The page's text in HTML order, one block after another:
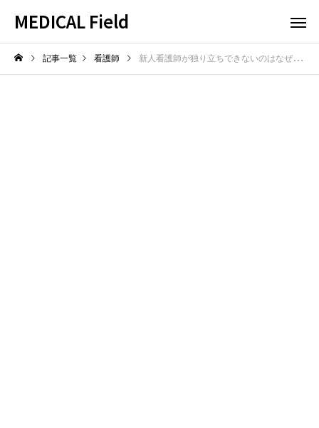
MEDICAL Field
記事一覧 看護師 新人看護師が独り立ちできないのはなぜ？独り立ちの基準と乗り越え方